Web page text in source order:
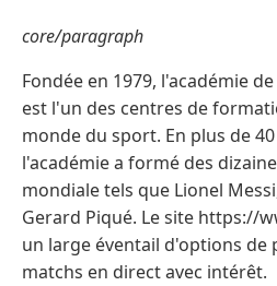
core/paragraph
Fondée en 1979, l'académie
est l'un des centres de
monde du sport. En plus de
l'académie a formé des
mondiale tels que Lionel
Gerard Piqué. Le site https://
un large éventail d'options de
matchs en direct avec intérêt.